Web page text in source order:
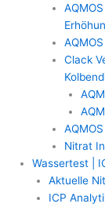
Clack
Nitrat
Wassertest |
Aktuelle
ICP